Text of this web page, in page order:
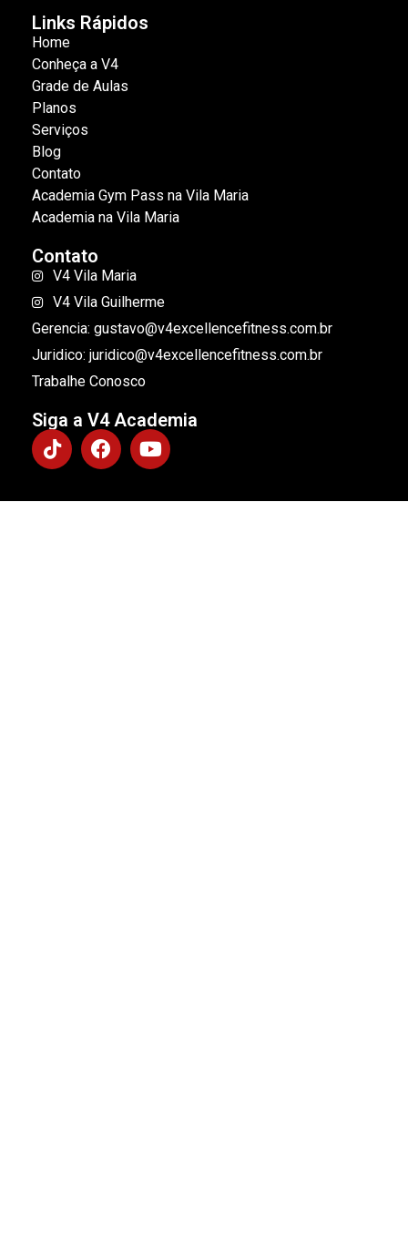
Links Rápidos
Home
Conheça a V4
Grade de Aulas
Planos
Serviços
Blog
Contato
Academia Gym Pass na Vila Maria
Academia na Vila Maria
Contato
V4 Vila Maria
V4 Vila Guilherme
Gerencia: gustavo@v4excellencefitness.com.br
Juridico: juridico@v4excellencefitness.com.br
Trabalhe Conosco
Siga a V4 Academia